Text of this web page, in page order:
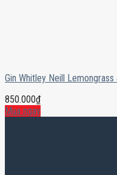
Gin Whitley Neill Lemongrass
850.000₫
Mua ngay